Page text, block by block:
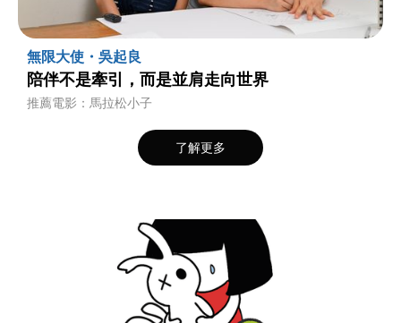
無限大使・吳起良
陪伴不是牽引，而是並肩走向世界
推薦電影：馬拉松小子
了解更多